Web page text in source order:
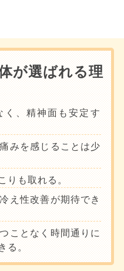
が選ばれる理
く、精神面も安定す
みを感じることは少
りも取れる。
え性改善が期待でき
ことなく時間通りに
る。